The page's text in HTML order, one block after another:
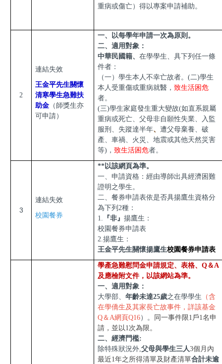
重病或傷亡）得以專案申請補助。
2
連結失效
王金平先生關懷
清寒學生急難扶
助金 （師獎生亦
可申請）
一、以每學年申請一次為原則。
二、適用對象：
中華民國籍、在學學生、具下列任一條
件者：
（一）學生本人不幸亡故者。(二)學生
本人受重傷或重病就醫，致生活困危
者。
(三)學生家庭發生重大變故(如直系親屬
重病或死亡、父母非自願性失業、入監
服刑、失蹤達半年、遭父母棄養、破
產、車禍、火災、地震或其他天然災害
等)，致生活困危者。
3
連結失效
校園餐券
**以該網頁為準。
一、申請資格：經由導師出具經濟困難
證明之學生。
二、餐券申請表依是否具揚鷹生資格分
為下列2種：
1.
『非』揚鷹生：
校園餐券申請表
2.揚鷹生：
王金平先生關懷揚鷹生校園餐券申請表
學產急難慰問金申請規定、表格、Q＆A
及應檢附文件，以該網站為準。
一、適用對象：
大學部、年齡未達25歲之在學學生 （含
在學僑生及其家長亡故事件，詳該基金
Q＆A網頁Q16）。 同一事件限1戶1名申
請，並以1次為限。
二、經濟門檻:
除特殊狀況外,父母與學生三人3個月內
最近1年之所得清單及財產清單合計未逾